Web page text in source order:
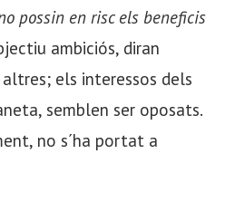
possin en risc els beneficis
ambiciós, diran
els interessos dels
semblen ser oposats.
no s´ha portat a